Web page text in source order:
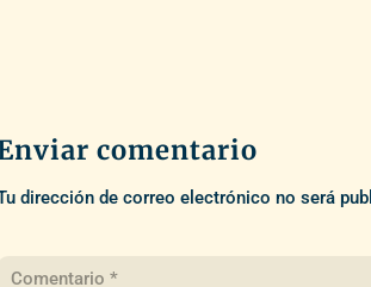
comentario
dirección de correo electrónico no será